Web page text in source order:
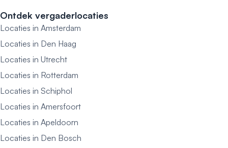
Ontdek vergaderlocaties
Locaties in Amsterdam
Locaties in Den Haag
Locaties in Utrecht
Locaties in Rotterdam
Locaties in Schiphol
Locaties in Amersfoort
Locaties in Apeldoorn
Locaties in Den Bosch